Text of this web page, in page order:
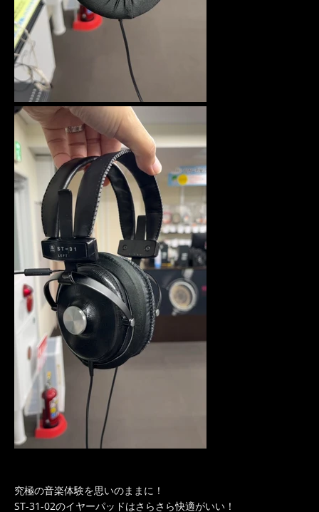
究極の音楽体験を思いのままに！
ST-31-02のイヤーパッドはさらさら快適がいい！